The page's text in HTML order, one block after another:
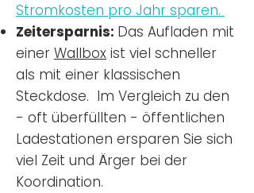
Stromkosten pro Jahr sparen.
Zeitersparnis: Das Aufladen mit
einer Wallbox ist viel schneller
als mit einer klassischen
Steckdose. Im Vergleich zu den
- oft überfüllten - öffentlichen
Ladestationen ersparen Sie sich
viel Zeit und Ärger bei der
Koordination.